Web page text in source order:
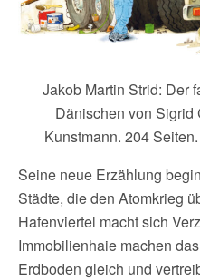
Jakob Martin Strid: Der
Dänischen von Sigrid
Kunstmann. 204
Seine neue Erzählung
Städte, die den Atomkrieg
Hafenviertel macht sich
Immobilienhaie machen
Erdboden gleich und